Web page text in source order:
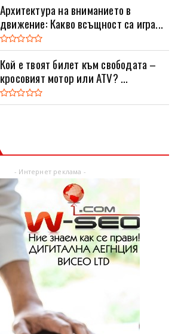
Архитектура на вниманието в
движение: Какво всъщност са игра...
Кой е твоят билет към свободата –
кросовият мотор или ATV? ...
- Интернет реклама -